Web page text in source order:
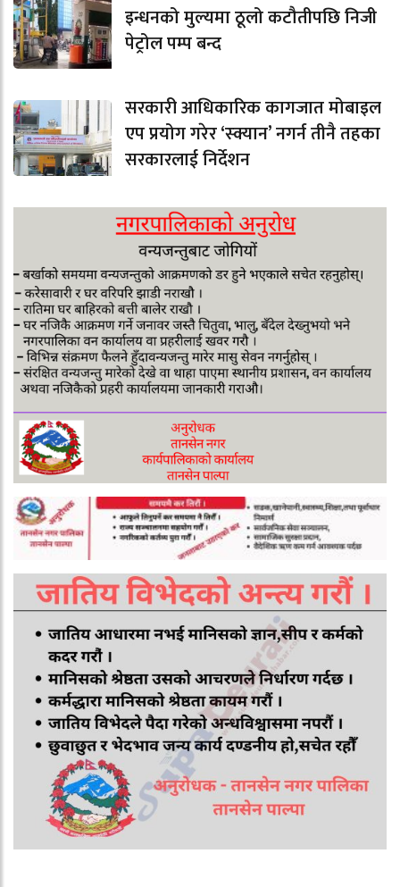
इन्धनको मुल्यमा ठूलो कटौतीपछि निजी
पेट्रोल पम्प बन्द
सरकारी आधिकारिक कागजात मोबाइल
एप प्रयोग गरेर ‘स्क्यान’ नगर्न तीनै तहका
सरकारलाई निर्देशन